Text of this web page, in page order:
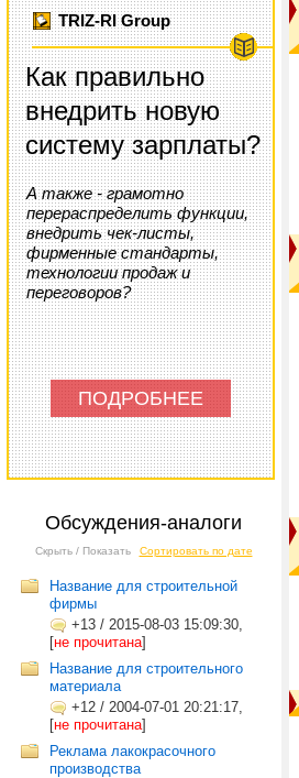
TRIZ-RI Group
Как правильно
внедрить новую
систему зарплаты?
А также - грамотно
перераспределить функции,
внедрить чек-листы,
фирменные стандарты,
технологии продаж и
переговоров?
ПОДРОБНЕЕ
Обсуждения-аналоги
Скрыть / Показать Сортировать по дате
Название для строительной
фирмы
+13 / 2015-08-03 15:09:30,
[не прочитана]
Название для строительного
материала
+12 / 2004-07-01 20:21:17,
[не прочитана]
Реклама лакокрасочного
производства